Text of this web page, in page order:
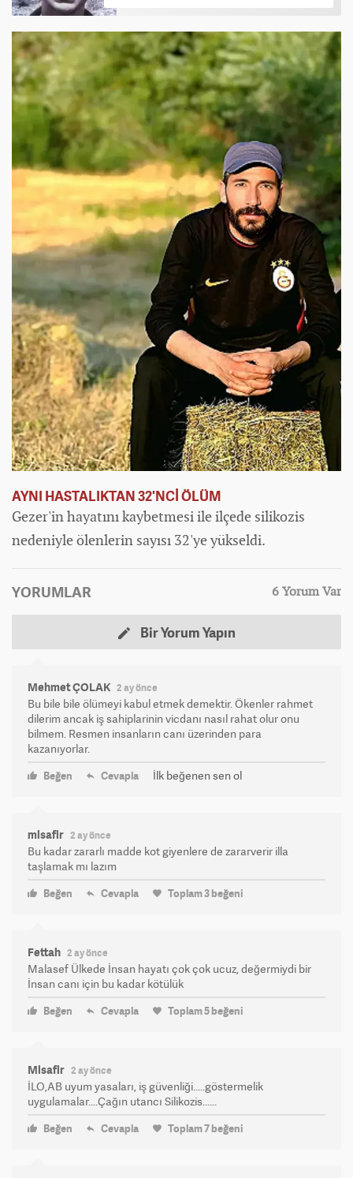
AYNI HASTALIKTAN 32'NCİ ÖLÜM
Gezer'in hayatını kaybetmesi ile ilçede silikozis
nedeniyle ölenlerin sayısı 32'ye yükseldi.
YORUMLAR 6 Yorum Var
Bir Yorum Yapın
Mehmet ÇOLAK 2 ay önce
Bu bile bile ölümeyi kabul etmek demektir. Ökenler rahmet
dilerim ancak iş sahiplarinin vicdanı nasıl rahat olur onu
bilmem. Resmen insanların canı üzerinden para
kazanıyorlar.
Beğen Cevapla İlk beğenen sen ol
misafir 2 ay önce
Bu kadar zararlı madde kot giyenlere de zararverir illa
taşlamak mı lazım
Beğen Cevapla Toplam3beğeni
Fettah 2 ay önce
Malasef Ülkede İnsan hayatı çok çok ucuz, değermiydi bir
İnsan canı için bu kadar kötülük
Beğen Cevapla Toplam5beğeni
Misafir 2 ay önce
İLO,AB uyum yasaları, iş güvenliği.....göstermelik
uygulamalar....Çağın utancı Silikozis......
Beğen Cevapla Toplam7beğeni